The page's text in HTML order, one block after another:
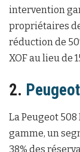
intervention
propriétaires
réduction de
XOF au lieu de
2.
La Peugeot
gamme, un
38% des